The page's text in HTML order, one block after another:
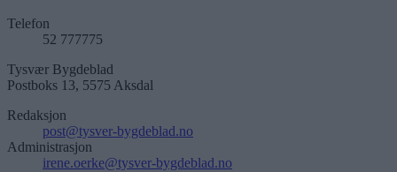
Telefon
52 777775
Tysvær Bygdeblad
Postboks 13, 5575 Aksdal
Redaksjon
post@tysver-bygdeblad.no
Administrasjon
irene.oerke@tysver-bygdeblad.no